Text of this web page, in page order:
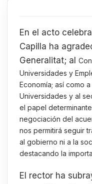
En el acto
Capilla ha
Generalitat; al
Universidades y
Economía; así como
Universidades y al
el papel
negociación del
nos permitirá seguir
al gobierno ni a la
destacando la
El rector ha